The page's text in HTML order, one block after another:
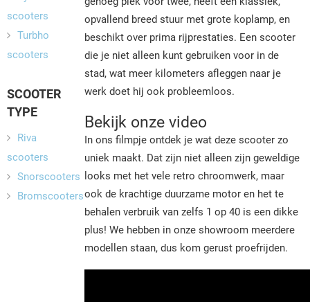
opvallend breed stuur met grote koplamp, en
beschikt over prima rijprestaties. Een scooter
die je niet alleen kunt gebruiken voor in de
stad, wat meer kilometers afleggen naar je
werk doet hij ook probleemloos.
Bekijk onze video
In ons filmpje ontdek je wat deze scooter zo
uniek maakt. Dat zijn niet alleen zijn geweldige
looks met het vele retro chroomwerk, maar
ook de krachtige duurzame motor en het te
behalen verbruik van zelfs 1 op 40 is een dikke
plus! We hebben in onze showroom meerdere
modellen staan, dus kom gerust proefrijden.
scooters
Turbho
scooters
SCOOTER
TYPE
Riva
scooters
Snorscooters
Bromscooters